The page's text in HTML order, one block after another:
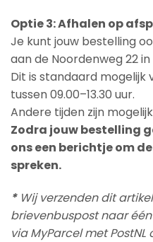
Optie 3: Afhalen op
Je kunt jouw bestelling
aan de Noordenweg 22
Dit is standaard
tussen 09.00–13.30 uur.
Andere tijden zijn
Zodra jouw bestelling
ons een berichtje om
spreken.
* Wij verzenden dit
brievenbuspost naar
via MyParcel met PostNL